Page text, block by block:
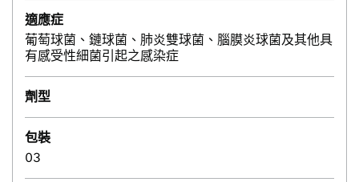
適應症
葡萄球菌、鏈球菌、肺炎雙球菌、腦膜炎球菌及其他具
有感受性細菌引起之感染症
劑型
包裝
03